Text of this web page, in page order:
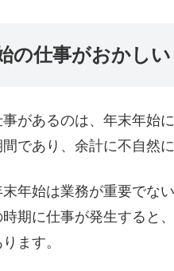
の仕事がおかし
があるのは、年末年始
であり、余計に不自然
年始は業務が重要でな
期に仕事が発生すると
ます。